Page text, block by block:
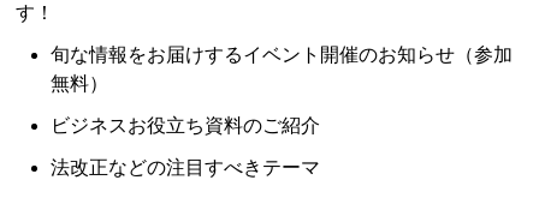
す！
旬な情報をお届けするイベント開催のお知らせ（参加
無料）
ビジネスお役立ち資料のご紹介
法改正などの注目すべきテーマ